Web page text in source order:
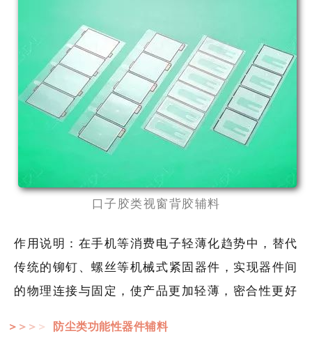
口子胶类视窗背胶辅料
作用说明：在手机等消费电子轻薄化趋势中，替代
传统的铆钉、螺丝等机械式紧固器件，实现器件间
的物理连接与固定，使产品更加轻薄，密合性更好
＞ ＞ ＞ ＞ 防尘类功能性器件辅料